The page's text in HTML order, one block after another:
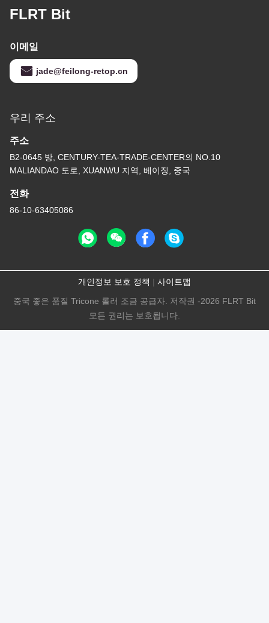
FLRT Bit
이메일
jade@feilong-retop.cn
우리 주소
주소
B2-0645 방, CENTURY-TEA-TRADE-CENTER의 NO.10
MALIANDAO 도로, XUANWU 지역, 베이징, 중국
전화
86-10-63405086
개인정보 보호 정책 | 사이트맵
중국 좋은 품질 Tricone 롤러 조금 공급자. 저작권 -2026 FLRT Bit
모든 권리는 보호됩니다.